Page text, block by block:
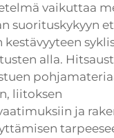
vaikuttaa
suorituskykyyn
kestävyyteen
alla.
liitoksen
ja